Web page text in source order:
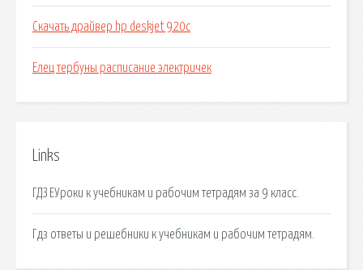
Скачать драйвер hp deskjet 920c
Елец тербуны расписание электричек
Links
ГДЗ ЕУроки к учебникам и рабочим тетрадям за 9 класс.
Гдз ответы и решебники к учебникам и рабочим тетрадям.